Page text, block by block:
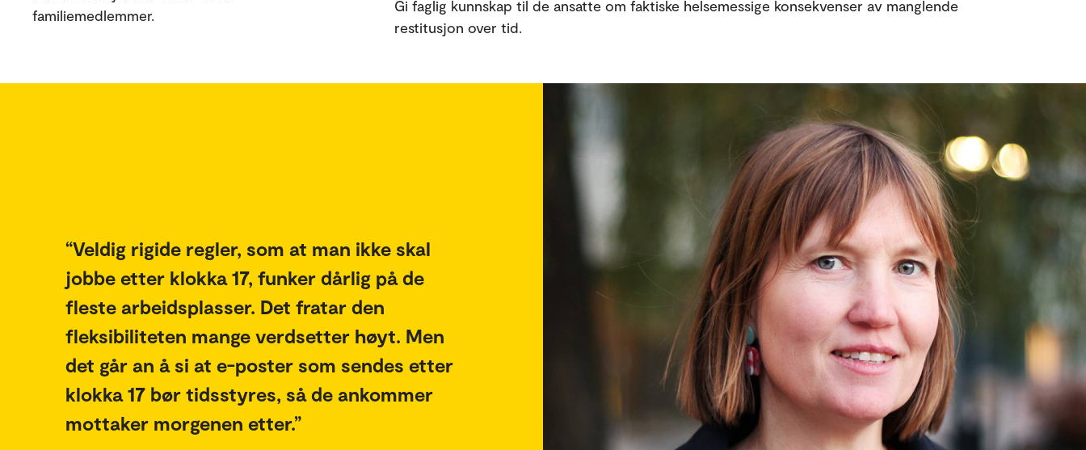
familiemedlemmer.
Gi faglig kunnskap til de ansatte om faktiske helsemessige konsekvenser av manglende
restitusjon over tid.
Veldig rigide regler, som at man ikke skal
jobbe etter klokka 17, funker dårlig på de
fleste arbeidsplasser. Det fratar den
fleksibiliteten mange verdsetter høyt. Men
det går an å si at e-poster som sendes etter
klokka 17 bør tidsstyres, så de ankommer
mottaker morgenen etter.